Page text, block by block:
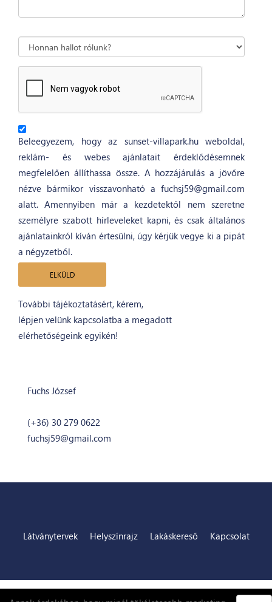
Beleegyezem, hogy az sunset-villapark.hu weboldal,
reklám- és webes ajánlatait érdeklődésemnek
megfelelően állíthassa össze. A hozzájárulás a jövőre
nézve bármikor visszavonható a fuchsj59@gmail.com
alatt. Amennyiben már a kezdetektől nem szeretne
személyre szabott hírleveleket kapni, és csak általános
ajánlatainkról kíván értesülni, úgy kérjük vegye ki a pipát
a négyzetből.
További tájékoztatásért, kérem,
lépjen velünk kapcsolatba a megadott
elérhetőségeink egyikén!
Fuchs József
(+36) 30 279 0622
fuchsj59@gmail.com
Látványtervek Helyszínrajz Lakáskereső Kapcsolat